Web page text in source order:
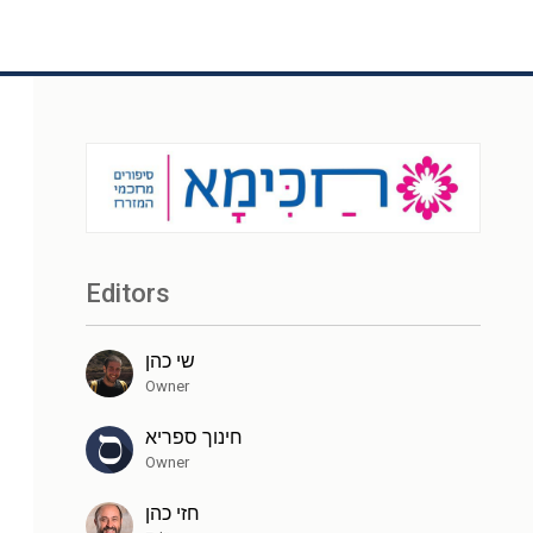
Editors
שי כהן
Owner
חינוך ספריא
Owner
חזי כהן